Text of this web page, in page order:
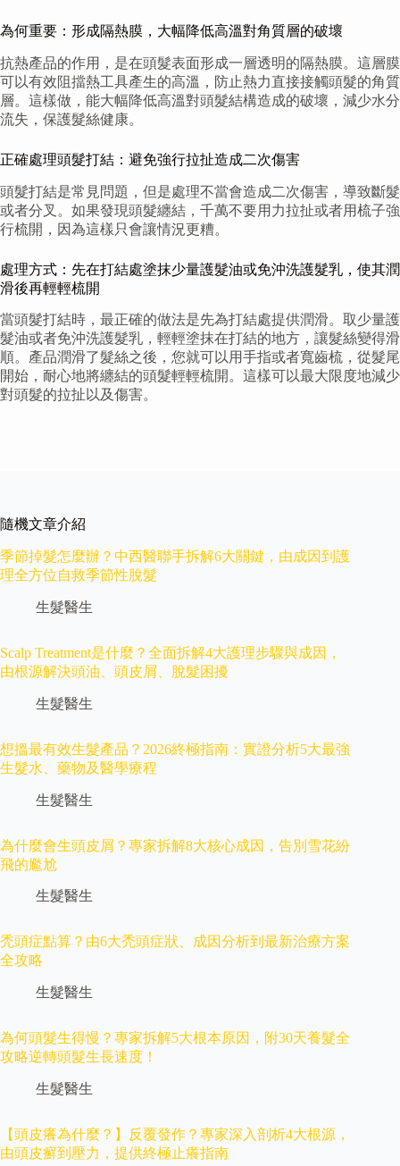
為何重要：形成隔熱膜，大幅降低高溫對角質層的破壞
抗熱產品的作用，是在頭髮表面形成一層透明的隔熱膜。這層膜
可以有效阻擋熱工具產生的高溫，防止熱力直接接觸頭髮的角質
層。這樣做，能大幅降低高溫對頭髮結構造成的破壞，減少水分
流失，保護髮絲健康。
正確處理頭髮打結：避免強行拉扯造成二次傷害
頭髮打結是常見問題，但是處理不當會造成二次傷害，導致斷髮
或者分叉。如果發現頭髮纏結，千萬不要用力拉扯或者用梳子強
行梳開，因為這樣只會讓情況更糟。
處理方式：先在打結處塗抹少量護髮油或免沖洗護髮乳，使其潤
滑後再輕輕梳開
當頭髮打結時，最正確的做法是先為打結處提供潤滑。取少量護
髮油或者免沖洗護髮乳，輕輕塗抹在打結的地方，讓髮絲變得滑
順。產品潤滑了髮絲之後，您就可以用手指或者寬齒梳，從髮尾
開始，耐心地將纏結的頭髮輕輕梳開。這樣可以最大限度地減少
對頭髮的拉扯以及傷害。
隨機文章介紹
季節掉髮怎麼辦？中西醫聯手拆解6大關鍵，由成因到護
理全方位自救季節性脫髮
生髮醫生
Scalp Treatment是什麼？全面拆解4大護理步驟與成因，
由根源解決頭油、頭皮屑、脫髮困擾
生髮醫生
想搵最有效生髮產品？2026終極指南：實證分析5大最強
生髮水、藥物及醫學療程
生髮醫生
為什麼會生頭皮屑？專家拆解8大核心成因，告別雪花紛
飛的尷尬
生髮醫生
禿頭症點算？由6大禿頭症狀、成因分析到最新治療方案
全攻略
生髮醫生
為何頭髮生得慢？專家拆解5大根本原因，附30天養髮全
攻略逆轉頭髮生長速度！
生髮醫生
【頭皮癢為什麼？】反覆發作？專家深入剖析4大根源，
由頭皮癬到壓力，提供終極止癢指南